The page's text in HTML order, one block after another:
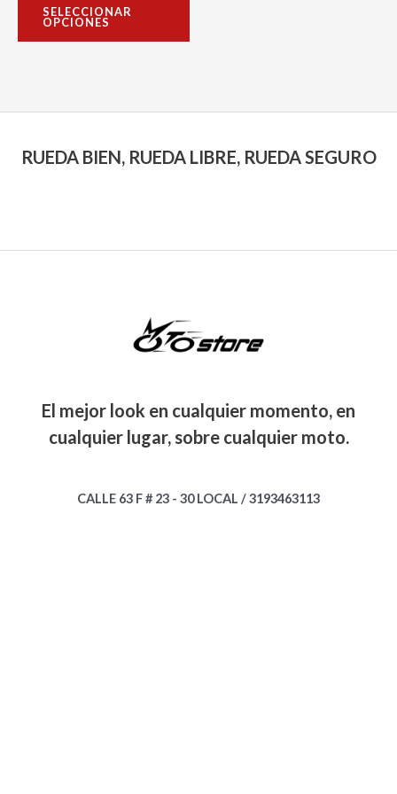
SELECCIONAR
OPCIONES
RUEDA BIEN, RUEDA LIBRE, RUEDA SEGURO
El mejor look en cualquier momento, en
cualquier lugar, sobre cualquier moto.
CALLE 63 F # 23 - 30 LOCAL / 3193463113